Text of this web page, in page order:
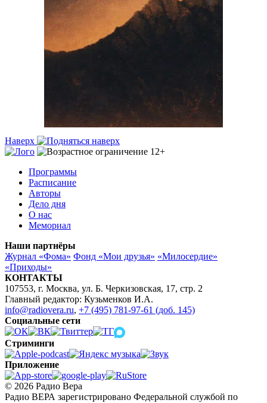
Наверх
Программы
Расписание
Авторы
Дело дня
О нас
Мемориал
Наши партнёры
Журнал «Фома» Фонд «Мои друзья» «Милосердие»
«Приходы»
КОНТАКТЫ
107553, г. Москва, ул. Б. Черкизовская, 17, стр. 2
Главный редактор: Кузьменков И.А.
info@radiovera.ru, +7 (495) 781-97-61 (доб. 145)
Социальные сети
Стриминги
Приложение
© 2026 Радио Вера
Радио ВЕРА зарегистрировано Федеральной службой по